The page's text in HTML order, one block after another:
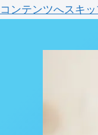
コンテンツへスキ